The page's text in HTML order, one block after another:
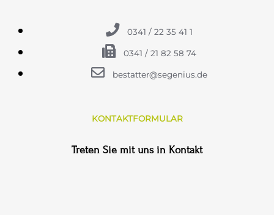
0341 / 22 35 41 1
0341 / 21 82 58 74
bestatter@segenius.de
KONTAKTFORMULAR
Treten Sie mit uns in Kontakt